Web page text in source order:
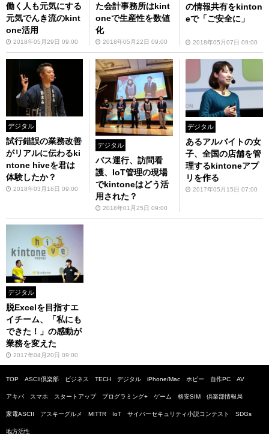
働く人も元気にする
元気でんき流のkint
one活用
2018年05月29日 09:00
た会計事務所はkint
oneで生産性を数値
化
2018年05月22日 09:00
の情報共有をkinton
eで「ご安全に」
2018年05月07日 09:00
デジタル
試行錯誤の業務改善
がリアルに伝わるki
ntone hiveを君は
体験したか？
2018年03月16日 09:00
デジタル
バス運行、訪問看
護、IoT管理の現場
でkintoneはどう活
用された？
2018年01月25日 09:00
デジタル
あるアルバイトの女
子、全国の店舗を管
理するkintoneアプ
リを作る
2017年05月15日 07:00
デジタル
脱Excelを目指すエ
イチーム、「私にも
できた！」の感動が
業務を変えた
2017年04月20日 09:00
TOP ASCII倶楽部 ビジネス TECH デジタル iPhone/Mac ホビー 自作PC AV
アキバ スマホ スタートアップ プログラミング+ ゲーム 格安SIM 倶楽部情報局
家電ASCII アスキーグルメ MITTR IoT サイバーセキュリティ小説コンテスト SDGs
地方活性